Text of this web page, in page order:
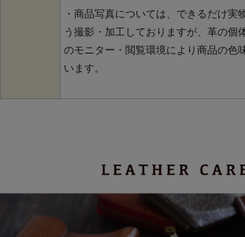
・商品写真については、できるだけ実
う撮影・加工しておりますが、革の個
のモニター・閲覧環境により商品の色
います。